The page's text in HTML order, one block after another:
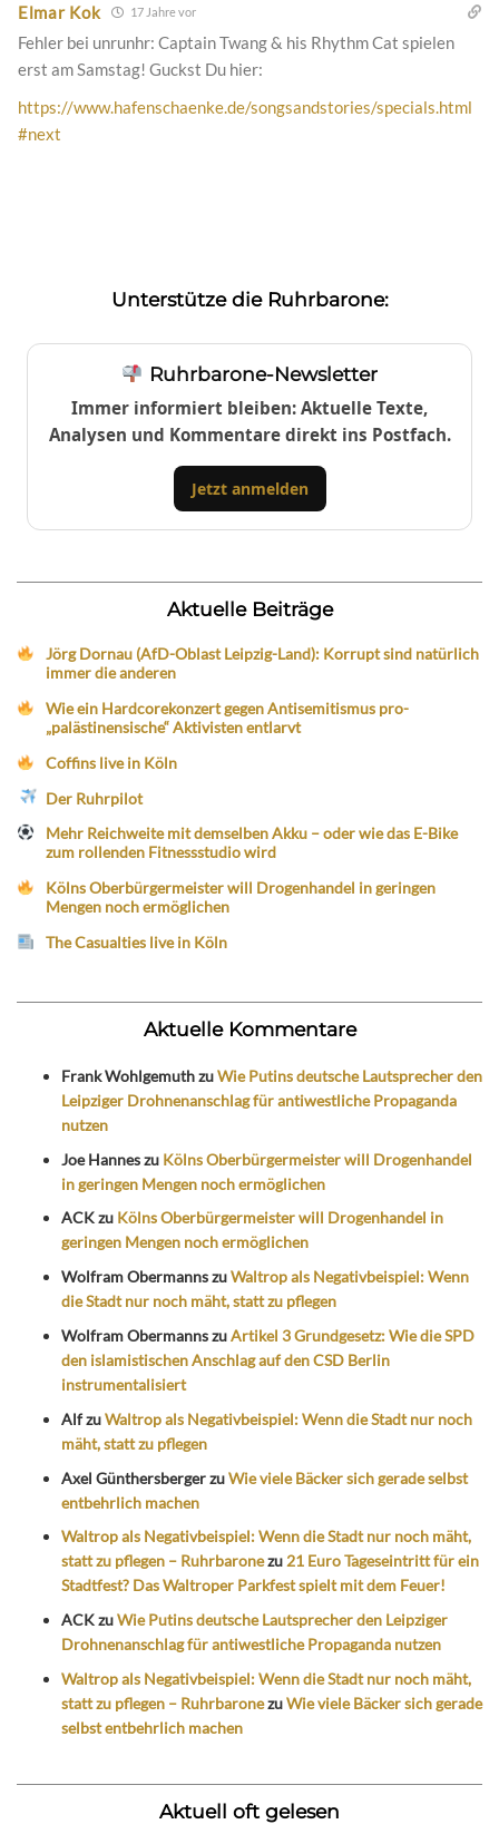
Elmar Kok 17 Jahre vor
Fehler bei unrunhr: Captain Twang & his Rhythm Cat spielen
erst am Samstag! Guckst Du hier:
https://www.hafenschaenke.de/songsandstories/specials.html
#next
Unterstütze die Ruhrbarone:
Ruhrbarone-Newsletter
Immer informiert bleiben: Aktuelle Texte,
Analysen und Kommentare direkt ins Postfach.
Jetzt anmelden
Aktuelle Beiträge
Jörg Dornau (AfD-Oblast Leipzig-Land): Korrupt sind natürlich
immer die anderen
Wie ein Hardcorekonzert gegen Antisemitismus pro-
„palästinensische“ Aktivisten entlarvt
Coffins live in Köln
Der Ruhrpilot
Mehr Reichweite mit demselben Akku – oder wie das E-Bike
zum rollenden Fitnessstudio wird
Kölns Oberbürgermeister will Drogenhandel in geringen
Mengen noch ermöglichen
The Casualties live in Köln
Aktuelle Kommentare
Frank WohlgemuthzuWie Putins deutsche Lautsprecher den
Leipziger Drohnenanschlag für antiwestliche Propaganda
nutzen
Joe Hanneszu Kölns Oberbürgermeister will Drogenhandel
in geringen Mengen noch ermöglichen
ACKzu Kölns Oberbürgermeister will Drogenhandel in
geringen Mengen noch ermöglichen
Wolfram ObermannszuWaltrop als Negativbeispiel: Wenn
die Stadt nur noch mäht, statt zu pflegen
Wolfram ObermannszuArtikel 3 Grundgesetz: Wie die SPD
den islamistischen Anschlag auf den CSD Berlin
instrumentalisiert
AlfzuWaltrop als Negativbeispiel: Wenn die Stadt nur noch
mäht, statt zu pflegen
Axel GünthersbergerzuWie viele Bäcker sich gerade selbst
entbehrlich machen
Waltrop als Negativbeispiel: Wenn die Stadt nur noch mäht,
statt zu pflegen – Ruhrbaronezu21 Euro Tageseintritt für ein
Stadtfest? Das Waltroper Parkfest spielt mit dem Feuer!
ACKzuWie Putins deutsche Lautsprecher den Leipziger
Drohnenanschlag für antiwestliche Propaganda nutzen
Waltrop als Negativbeispiel: Wenn die Stadt nur noch mäht,
statt zu pflegen – RuhrbaronezuWie viele Bäcker sich gerade
selbst entbehrlich machen
Aktuell oft gelesen